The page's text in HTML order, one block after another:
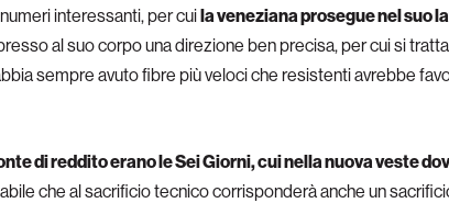
interessanti, per cuila veneziana prosegue nel suo
al suo corpo una direzione ben precisa, per cui si
sempre avuto fibre più veloci che resistenti avrebbe
di reddito erano le Sei Giorni, cui nella nuova veste
che al sacrificio tecnico corrisponderà anche un